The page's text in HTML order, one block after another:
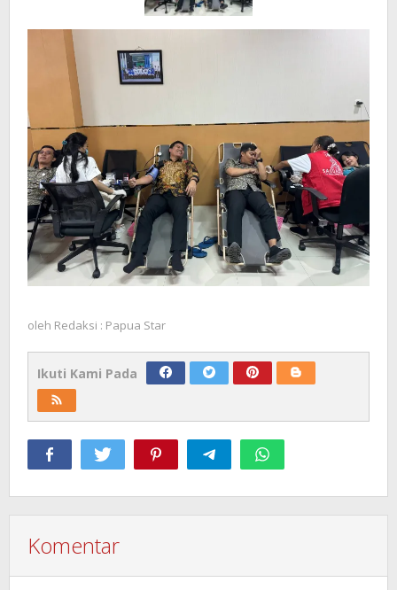
oleh Redaksi : Papua Star
Ikuti Kami Pada
Komentar